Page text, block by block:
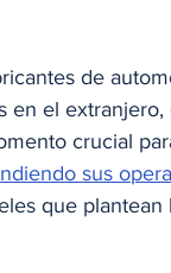
de
en el
crucial
sus
que plantean